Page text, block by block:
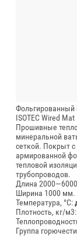
ISOTEC Wired Mat
Прошивные
минеральной
сеткой. Покрыт
армированной
тепловой
трубопроводов.
Длина
Ширина 1000 мм.
Температура, °C:
Плотность, кг/м3:
Группа